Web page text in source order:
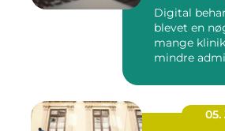
Digital
blevet en
mange
mindre
05.